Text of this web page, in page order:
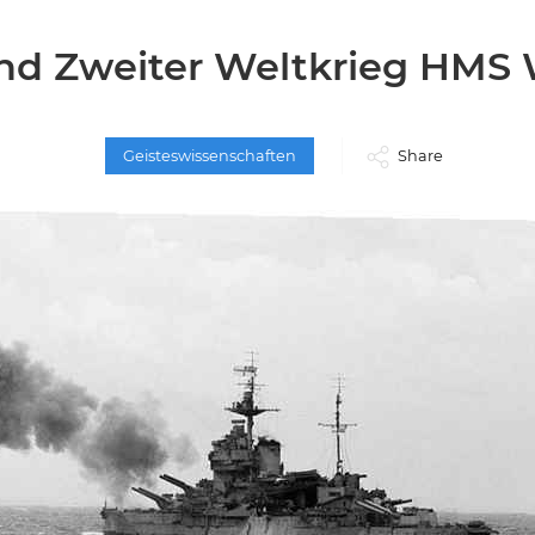
Zweiter Weltkrieg HMS
Geisteswissenschaften Share